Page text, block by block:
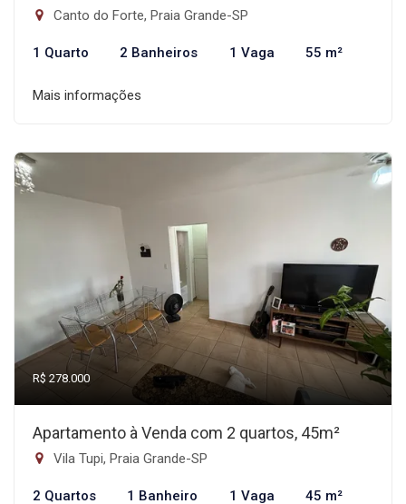
Canto do Forte, Praia Grande-SP
1 Quarto 2 Banheiros 1 Vaga 55 m²
Mais informações
R$ 278.000
Apartamento à Venda com 2 quartos, 45m²
Vila Tupi, Praia Grande-SP
2 Quartos 1 Banheiro 1 Vaga 45 m²